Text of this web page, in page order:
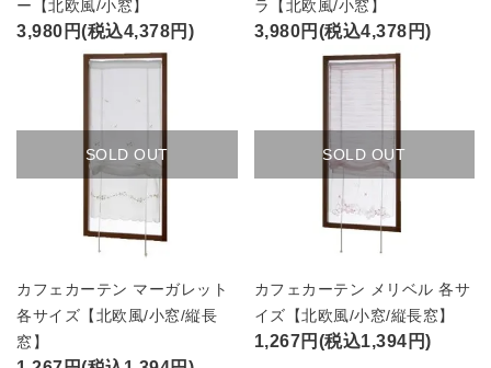
ー【北欧風/小窓】
3,980円(税込4,378円)
ラ【北欧風/小窓】
3,980円(税込4,378円)
SOLD OUT
カフェカーテン マーガレット
各サイズ【北欧風/小窓/縦長
窓】
SOLD OUT
カフェカーテン メリベル 各サ
イズ【北欧風/小窓/縦長窓】
1,267円(税込1,394円)